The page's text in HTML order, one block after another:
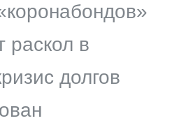
раскол в
долгов